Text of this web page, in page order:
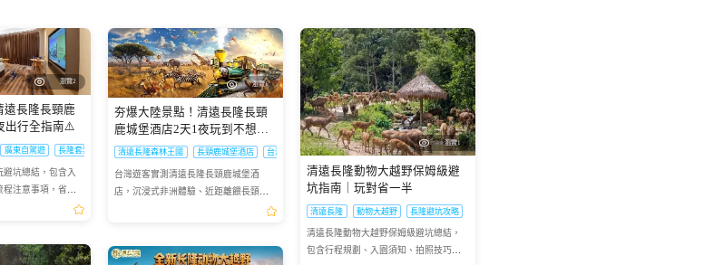
瀏覽2
遠長隆長頸鹿
出行全指南⚠️
廣東自駕遊 長隆套票使用指南
避坑總結，包含入
注意事項，省心
瀏覽1
夯爆大陸景點！清遠長隆長頸
鹿城堡酒店2天1夜玩到不想走
🥳
清遠長隆森林王國 長頸鹿城堡酒店 台灣遊客大陸遊
台灣遊客實測清遠長隆長頸鹿城堡酒
店，沉浸式非洲體驗、近距離餵長頸
瀏覽1
清遠長隆動物大越野保姆級避
坑指南｜玩對省一半
清遠長隆 動物大越野 長隆避坑攻略
清遠長隆動物大越野保姆級避坑總結，
包含行程規劃、入園須知、拍照技巧，